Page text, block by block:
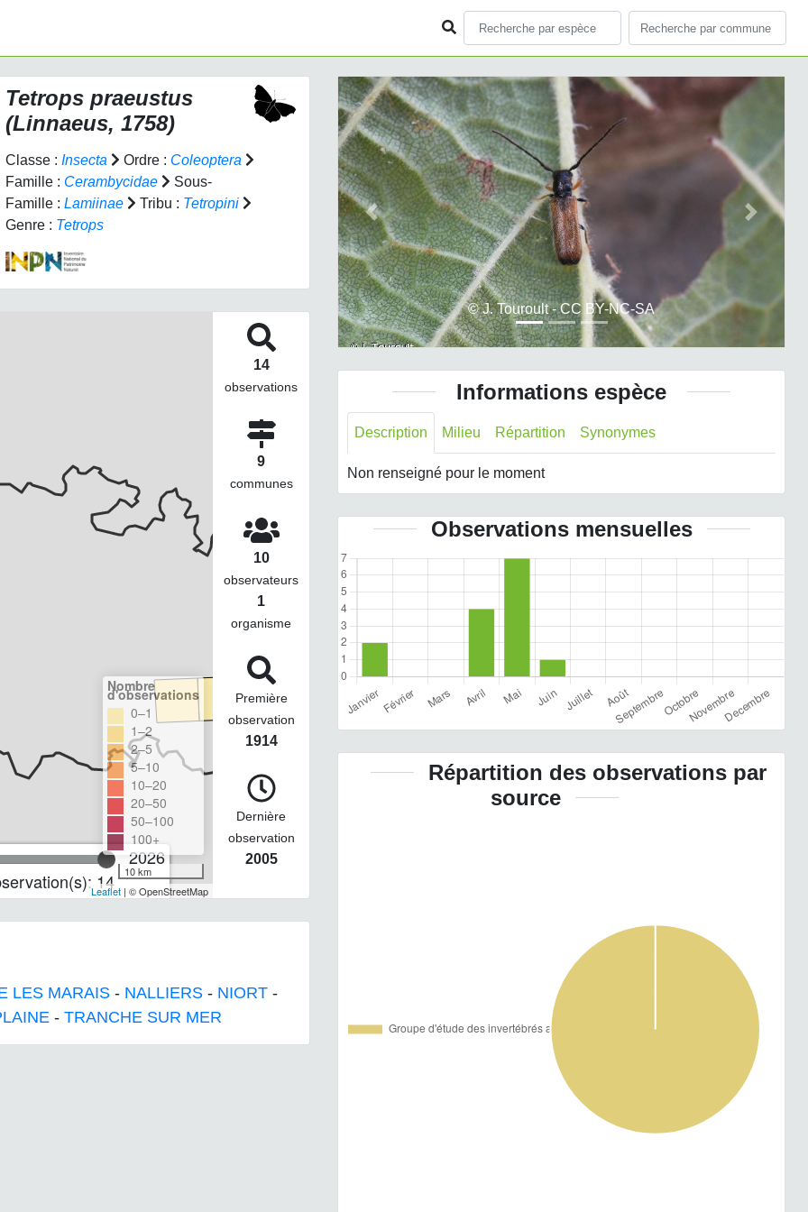
Tetrops praeustus
(Linnaeus, 1758)
Classe : Insecta Ordre : Coleoptera
Famille : Cerambycidae
Sous-
Famille : Lamiinae Tribu : Tetropini
Genre : Tetrops
2026
14
Nombre
d'observations
0–1
1–2
2–5
5–10
10–20
20–50
50–100
100+
10 km
Leaflet| © OpenStreetMap
14
observations
9
communes
10
observateurs
1
organisme
Première
observation
1914
Dernière
observation
2005
LES MARAIS - NALLIERS - NIORT -
- TRANCHE SUR MER
© J. Touroult - CC BY-NC-SA
Previous Next
Informations espèce
Description Milieu Répartition Synonymes
Non renseigné pour le moment
Observations mensuelles
Répartition des observations par
source